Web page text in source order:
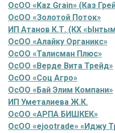
ОсОО «Kaz Grain» (Каз
ОсОО «Золотой Поток»
ИП Атанов К.Т. (КХ
ОсОО «Алайку Органикс»
ОсОО «Талисман Плюс»
ОсОО «Верде Вита Трейд»
ОсОО «Соц Агро»
ОсОО «Бай Элим Компани»
ИП Уметалиева Ж.К.
ОсОО «АРПА БИШКЕК»
ОсОО «ejootrade» «Иджу